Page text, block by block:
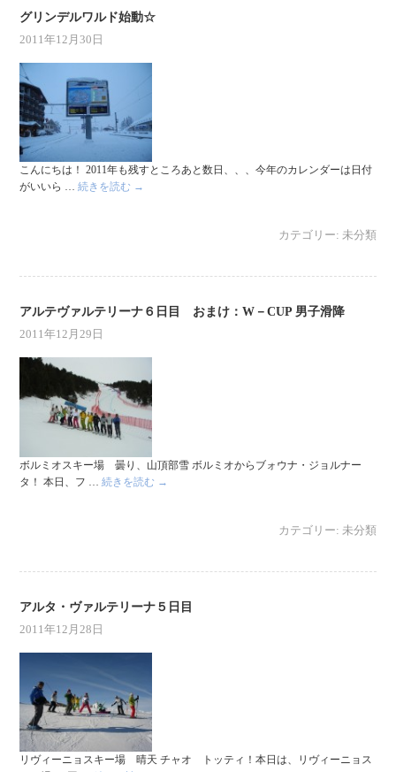
グリンデルワルド始動☆
2011年12月30日
こんにちは！ 2011年も残すところあと数日、、、今年のカレンダーは日付
がいいら …続きを読む →
カテゴリー: 未分類
アルテヴァルテリーナ６日目 おまけ：W－CUP 男子滑降
2011年12月29日
ボルミオスキー場 曇り、山頂部雪 ボルミオからブォウナ・ジョルナー
タ！ 本日、フ …続きを読む →
カテゴリー: 未分類
アルタ・ヴァルテリーナ５日目
2011年12月28日
リヴィーニョスキー場 晴天 チャオ トッティ！本日は、リヴィーニョス